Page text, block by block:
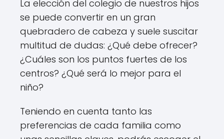
La elección del colegio de nuestros hijos
se puede convertir en un gran
quebradero de cabeza y suele suscitar
multitud de dudas: ¿Qué debe ofrecer?
¿Cuáles son los puntos fuertes de los
centros? ¿Qué será lo mejor para el
niño?
Teniendo en cuenta tanto las
preferencias de cada familia como